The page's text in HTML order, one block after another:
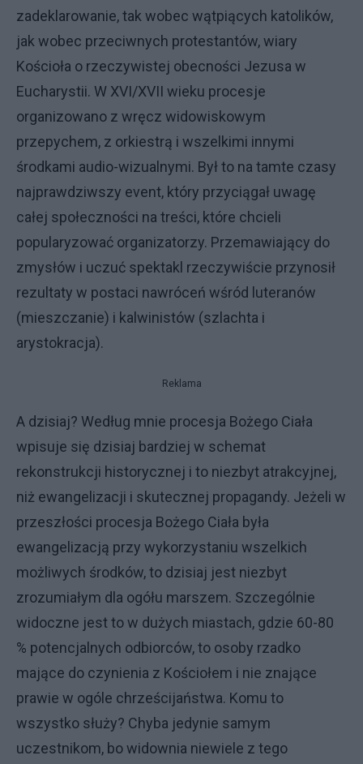
zadeklarowanie, tak wobec wątpiących katolików,
jak wobec przeciwnych protestantów, wiary
Kościoła o rzeczywistej obecności Jezusa w
Eucharystii. W XVI/XVII wieku procesje
organizowano z wręcz widowiskowym
przepychem, z orkiestrą i wszelkimi innymi
środkami audio-wizualnymi. Był to na tamte czasy
najprawdziwszy event, który przyciągał uwagę
całej społeczności na treści, które chcieli
popularyzować organizatorzy. Przemawiający do
zmysłów i uczuć spektakl rzeczywiście przynosił
rezultaty w postaci nawróceń wśród luteranów
(mieszczanie) i kalwinistów (szlachta i
arystokracja).
Reklama
A dzisiaj? Według mnie procesja Bożego Ciała
wpisuje się dzisiaj bardziej w schemat
rekonstrukcji historycznej i to niezbyt atrakcyjnej,
niż ewangelizacji i skutecznej propagandy. Jeżeli w
przeszłości procesja Bożego Ciała była
ewangelizacją przy wykorzystaniu wszelkich
możliwych środków, to dzisiaj jest niezbyt
zrozumiałym dla ogółu marszem. Szczególnie
widoczne jest to w dużych miastach, gdzie 60-80
% potencjalnych odbiorców, to osoby rzadko
mające do czynienia z Kościołem i nie znające
prawie w ogóle chrześcijaństwa. Komu to
wszystko służy? Chyba jedynie samym
uczestnikom, bo widownia niewiele z tego